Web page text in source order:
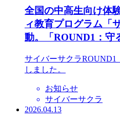
全国の中高生向け体
ィ教育プログラム「
動。「ROUND1：守
サイバーサクラ
しました。
お知らせ
サイバーサクラ
2026.04.13